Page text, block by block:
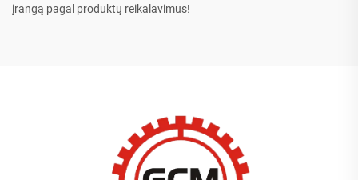
įrangą pagal produktų reikalavimus!